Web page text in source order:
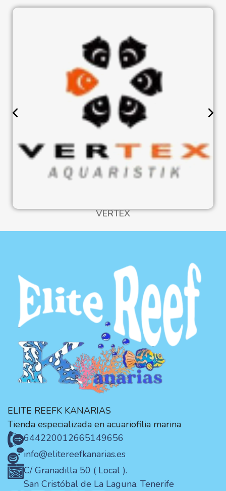
VERTEX
ELITE REEFK KANARIAS
Tienda especializada en acuariofilia marina
644220012665149656
info@elitereefkanarias.es
C/ Granadilla 50 ( Local ).
San Cristóbal de La Laguna. Tenerife